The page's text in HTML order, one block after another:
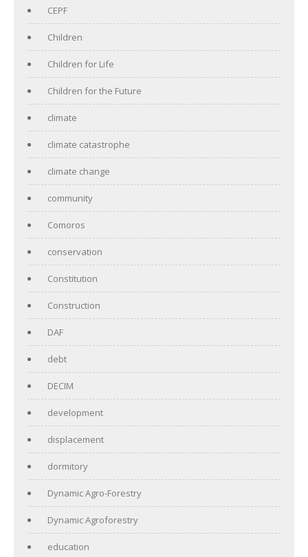
CEPF
Children
Children for Life
Children for the Future
climate
climate catastrophe
climate change
community
Comoros
conservation
Constitution
Construction
DAF
debt
DECIM
development
displacement
dormitory
Dynamic Agro-Forestry
Dynamic Agroforestry
education